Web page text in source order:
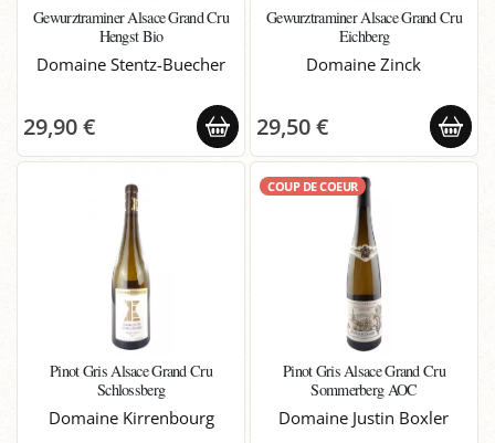
Gewurztraminer Alsace Grand Cru
Hengst Bio
Domaine Stentz-Buecher
29,90 €
Gewurztraminer Alsace Grand Cru
Eichberg
Domaine Zinck
29,50 €
Pinot Gris Alsace Grand Cru
Schlossberg
Domaine Kirrenbourg
COUP DE COEUR
Pinot Gris Alsace Grand Cru
Sommerberg AOC
Domaine Justin Boxler